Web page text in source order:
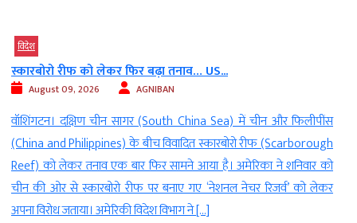
बड़ी खबर
भारत-अमेरिका की वैश्विक रणनीतिक साझेदारी होगी मजबूत….. जेडी...
August 09, 2026 AGNIBAN
नई दिल्ली। प्रधानमंत्री नरेंद्र मोदी (Prime Minister Narendra Modi) और
अमेरिकी उपराष्ट्रपति जेडी वेंस (American Vice President JD Vance) के
बीच शनिवार को फोन पर बातचीत हुई. वेंस ने खुद प्रधानमंत्री नरेंद्र मोदी को फोन
किया. दोनों नेताओं ने भारत-अमेरिका की व्यापक वैश्विक रणनीतिक साझेदारी को
और मजबूत करने के तरीकों पर चर्चा की. पीएम […]